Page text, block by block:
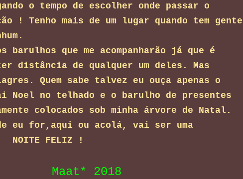
o tempo de escolher onde passar o
! Tenho mais de um lugar quando tem gente
barulhos que me acompanharão já que é
distância de qualquer um deles. Mas
Quem sabe talvez eu ouça apenas o
Noel no telhado e o barulho de presentes
colocados sob minha árvore
de Natal.
eu for,aqui ou acolá, vai ser uma
FELIZ !
Maat* 2018